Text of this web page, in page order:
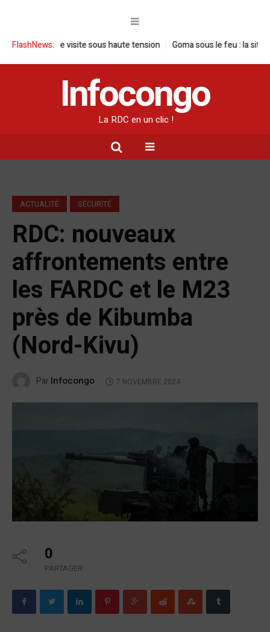
FlashNews:
: une visite sous haute tension Goma sous le feu : la situation
Infocongo
La RDC en un clic !
ACTUALITÉ SÉCURITÉ
RDC: nouveaux
affrontements entre
les FARDC et le M23
près de Kibumba
(Nord-Kivu)
Par Infocongo 7 NOVEMBRE 2024
0
PARTAGER